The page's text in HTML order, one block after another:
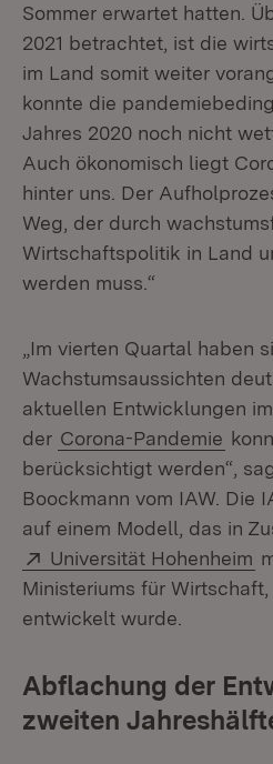
Sommer erwartet hatten.
2021 betrachtet, ist die
im Land somit weiter
konnte die
Jahres 2020 noch nicht
Auch ökonomisch liegt
hinter uns. Der
Weg, der durch
Wirtschaftspolitik in Land
werden muss.“
„Im vierten Quartal haben
Wachstumsaussichten
aktuellen Entwicklungen
der Corona-Pandemie
berücksichtigt werden“,
Boockmann vom IAW. Die
auf einem Modell, das in
Extern:
Universität Hohenheim
Ministeriums für
entwickelt wurde.
Abflachung der
zweiten